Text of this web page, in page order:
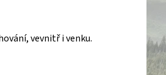
vevnitř i venku.